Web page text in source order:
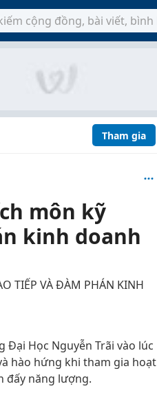
Tham gia
môn kỹ
kinh doanh
TIẾP VÀ ĐÀM PHÁN KINH
Đại Học Nguyễn Trãi vào lúc
hào hứng khi tham gia hoạt
đấy năng lượng.